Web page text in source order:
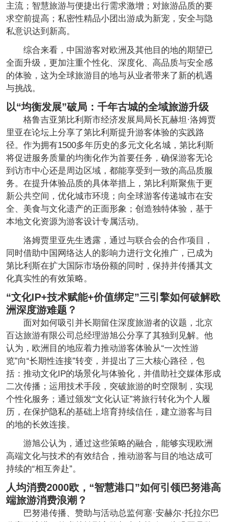
主流；智慧旅游与便捷出行需求激增；对旅游品质的要
求空前提高；私密性精品小团出游成为新宠，安全与隐
私意识达到新高。
综合来看，中国游客对欧洲及其他目的地的期望已
全面升级，更加注重个性化、深度化、高品质与安全感
的体验，这为全球旅游目的地与从业者带来了新的机遇
与挑战。
以“均衡发展”破局：千年古城的全域旅游升级
格鲁吉亚第比利斯市经济发展局局长瓦赫坦·洛姆贾
里亚在论坛上分享了第比利斯提升游客体验的实践路
径。作为拥有1500多年历史的多元文化名城，第比利斯
将促进服务质量的均衡化作为首要任务，确保游客无论
到访市中心还是周边区域，都能享受到一致的高品质服
务。在提升体验品质的具体举措上，第比利斯聚焦于更
新公共空间，优化城市环境；向全球游客传递城市在安
全、美食与文化遗产的正面形象；创造独特体验，基于
本地文化资源为游客设计专属活动。
洛姆贾里亚先生透露，通过与联合会的合作项目，
同时借助中国网络达人的影响力进行文化推广，已成为
第比利斯在扩大国际市场份额的同时，保持并传播其文
化真实性的有效策略。
“文化IP+技术赋能+价值绑定”三引擎如何破解欧
洲深度游难题？
面对如何吸引并长期留住深度旅游者的议题，北京
百达旅游有限公司总经理游旭公分享了其独到见解。他
认为，欧洲目的地应着力推动游客体验从“一次性游
览”向“长期性连接”转变，并提出了三大核心路径，包
括：推动文化IP的场景化与体验化，并借助社交媒体形成
二次传播；运用技术手段，突破旅游的时空限制，实现
个性化服务；通过颁发“文化认证”将旅行转化为个人履
历，在保护隐私的基础上培育持续信任，建立游客与目
的地的长效连接。
游旭公认为，通过这些策略的融合，能够实现欧洲
高端文化与技术的有效结合，推动游客与目的地达成可
持续的“相互奔赴”。
人均消费2000欧，“智慧港口”如何引领巴努港高
端旅游消费浪潮？
巴努港传播、赞助与活动总监何塞·安赫尔·托拉尔巴